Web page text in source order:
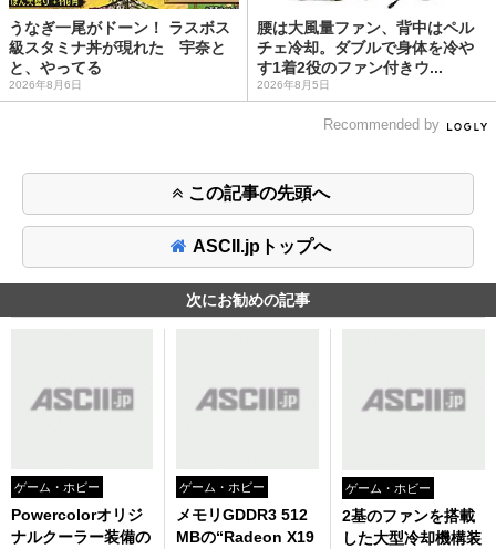
うなぎ一尾がドーン！ ラスボス
級スタミナ丼が現れた 宇奈と
と、やってる
2026年8月6日
腰は大風量ファン、背中はペル
チェ冷却。ダブルで身体を冷や
す1着2役のファン付きウ...
2026年8月5日
Recommended by
この記事の先頭へ
ASCII.jpトップへ
次にお勧めの記事
ゲーム・ホビー
Powercolorオリジ
ナルクーラー装備の
ゲーム・ホビー
メモリGDDR3 512
MBの“Radeon X19
ゲーム・ホビー
2基のファンを搭載
した大型冷却機構装